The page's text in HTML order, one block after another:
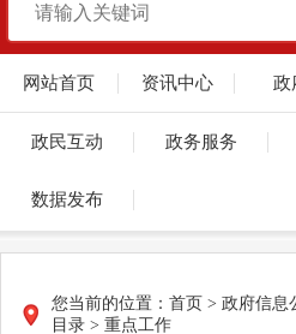
网站首页 资讯中心 政
政民互动 政务服务
数据发布
您当前的位置： 首页 > 政府信息
目录 > 重点工作